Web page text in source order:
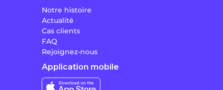
Notre histoire
Actualité
Cas clients
FAQ
Rejoignez-nous
Application mobile